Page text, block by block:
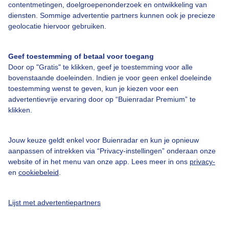
contentmetingen, doelgroepenonderzoek en ontwikkeling van
diensten. Sommige advertentie partners kunnen ook je precieze
geolocatie hiervoor gebruiken.
Geef toestemming of betaal voor toegang
Door op "Gratis" te klikken, geef je toestemming voor alle
bovenstaande doeleinden. Indien je voor geen enkel doeleinde
toestemming wenst te geven, kun je kiezen voor een
advertentievrije ervaring door op “Buienradar Premium” te
klikken.
Jouw keuze geldt enkel voor Buienradar en kun je opnieuw
aanpassen of intrekken via “Privacy-instellingen” onderaan onze
website of in het menu van onze app. Lees meer in ons privacy-
en cookiebeleid
Lijst met advertentiepartners
Over Buienradar
Veelgestelde vragen
Contact
Toegankelijkheid
Gebruikersvoorwaarden
Buienradar Team
Privacy beleid
Privacy instellingen